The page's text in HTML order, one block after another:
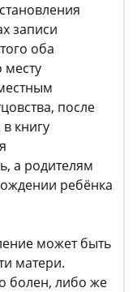
записи
оба
месту
после
книгу
а родителям
ребёнка
может быть
матери.
болен, либо же